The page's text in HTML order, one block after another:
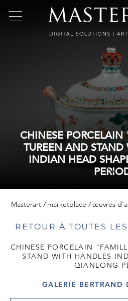
CHINESE PORCELAIN
TUREEN AND
INDIAN HEAD
Masterart marketplace œuvres
RETOUR À TOUTES
CHINESE PORCELAIN
STAND WITH HANDLES
QIANLONG
GALERIE BERTRAND